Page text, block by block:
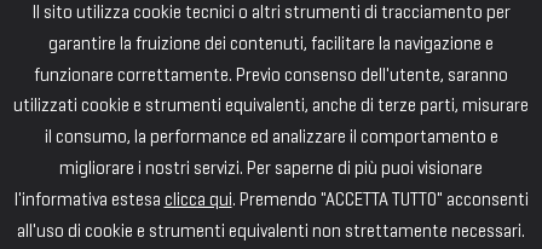
Il sito utilizza cookie tecnici o altri strumenti di tracciamento per
garantire la fruizione dei contenuti, facilitare la navigazione e
funzionare correttamente. Previo consenso dell'utente, saranno
utilizzati cookie e strumenti equivalenti, anche di terze parti, misurare
il consumo, la performance ed analizzare il comportamento e
migliorare i nostri servizi. Per saperne di più puoi visionare
l'informativa estesa clicca qui. Premendo "ACCETTA TUTTO" acconsenti
all'uso di cookie e strumenti equivalenti non strettamente necessari.